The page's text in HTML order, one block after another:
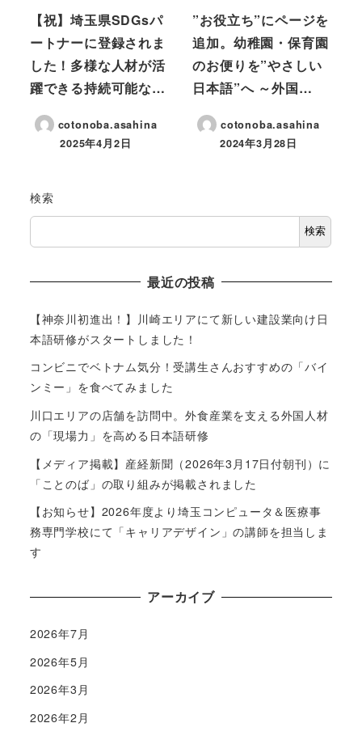
【祝】埼玉県SDGsパ
ートナーに登録されま
した！多様な人材が活
躍できる持続可能な…
cotonoba.asahina
2025年4月2日
”お役立ち”にページを
追加。幼稚園・保育園
のお便りを”やさしい
日本語”へ ～外国…
cotonoba.asahina
2024年3月28日
検索
検索
最近の投稿
【神奈川初進出！】川崎エリアにて新しい建設業向け日
本語研修がスタートしました！
コンビニでベトナム気分！受講生さんおすすめの「バイ
ンミー」を食べてみました
川口エリアの店舗を訪問中。外食産業を支える外国人材
の「現場力」を高める日本語研修
【メディア掲載】産経新聞（2026年3月17日付朝刊）に
「ことのば」の取り組みが掲載されました
【お知らせ】2026年度より埼玉コンピュータ＆医療事
務専門学校にて「キャリアデザイン」の講師を担当しま
す
アーカイブ
2026年7月
2026年5月
2026年3月
2026年2月